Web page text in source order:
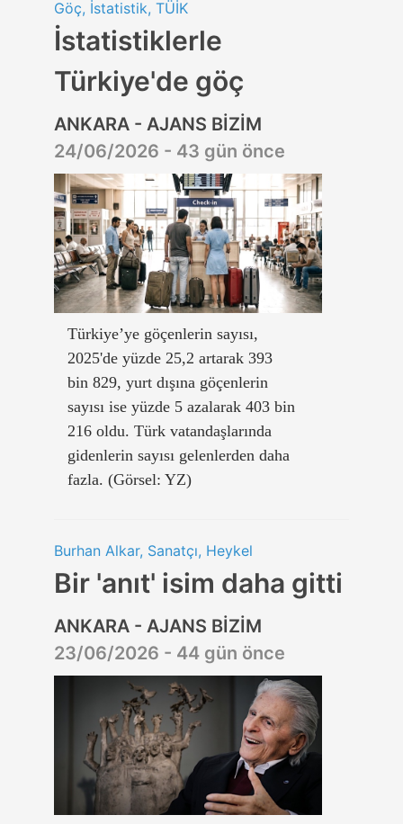
Göç, İstatistik, TÜİK
İstatistiklerle
Türkiye'de göç
ANKARA - AJANS BİZİM
24/06/2026 - 43 gün önce
Türkiye’ye göçenlerin sayısı,
2025'de yüzde 25,2 artarak 393
bin 829, yurt dışına göçenlerin
sayısı ise yüzde 5 azalarak 403 bin
216 oldu. Türk vatandaşlarında
gidenlerin sayısı gelenlerden daha
fazla. (Görsel: YZ)
Burhan Alkar, Sanatçı, Heykel
Bir 'anıt' isim daha gitti
ANKARA - AJANS BİZİM
23/06/2026 - 44 gün önce